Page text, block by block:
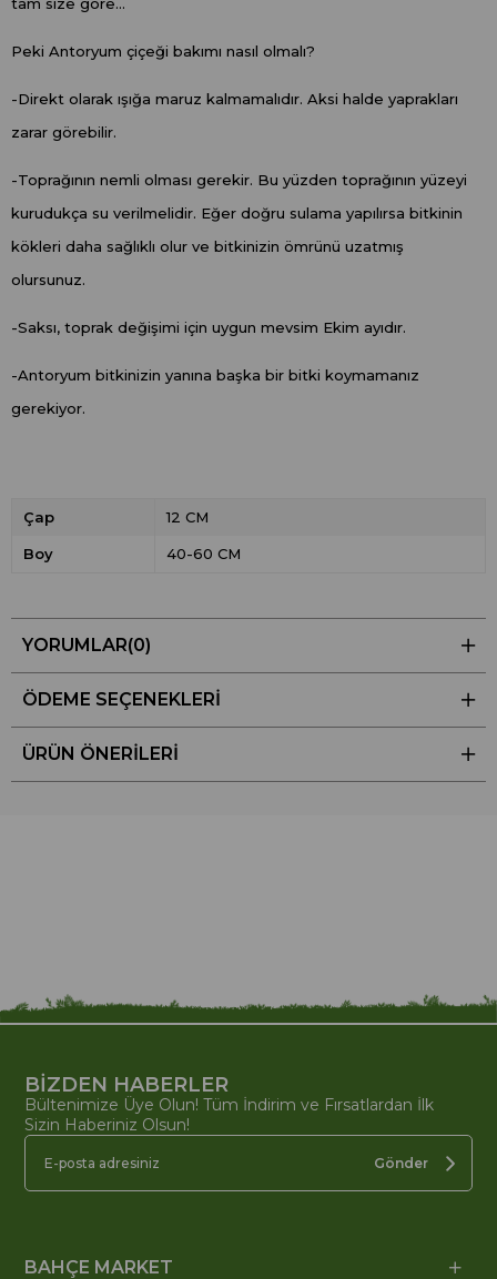
tam size göre...
Peki Antoryum çiçeği bakımı nasıl olmalı?
-Direkt olarak ışığa maruz kalmamalıdır. Aksi halde yaprakları
zarar görebilir.
-Toprağının nemli olması gerekir. Bu yüzden toprağının yüzeyi
kurudukça su verilmelidir. Eğer doğru sulama yapılırsa bitkinin
kökleri daha sağlıklı olur ve bitkinizin ömrünü uzatmış
olursunuz.
-Saksı, toprak değişimi için uygun mevsim Ekim ayıdır.
-Antoryum bitkinizin yanına başka bir bitki koymamanız
gerekiyor.
Çap 12 CM
Boy 40-60 CM
YORUMLAR(0)
ÖDEME SEÇENEKLERI
ÜRÜN ÖNERILERI
BİZDEN HABERLER
Bültenimize Üye Olun! Tüm İndirim ve Fırsatlardan İlk
Sizin Haberiniz Olsun!
Gönder
BAHÇE MARKET